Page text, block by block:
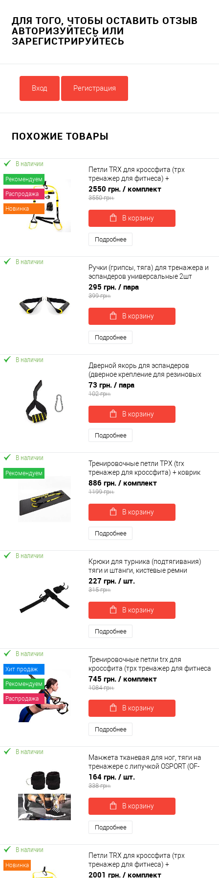
ДЛЯ ТОГО, ЧТОБЫ ОСТАВИТЬ ОТЗЫВ
АВТОРИЗУЙТЕСЬ ИЛИ
ЗАРЕГИСТРИРУЙТЕСЬ
Вход Регистрация
ПОХОЖИЕ ТОВАРЫ
Рекомендуем
Распродажа
Новинка
В наличии
Петли TRX для кроссфита (трх
тренажер для фитнеса) +
гравитационные ботинки для турника
OSPORT Set 52 (n-0082)
2550 грн. / комплект
3550 грн.
В корзину
Подробнее
В наличии
Ручки (грипсы, тяга) для тренажера и
эспандеров универсальные 2шт
OSPORT (OF-0307)
295 грн. / пара
399 грн.
В корзину
Подробнее
В наличии
Дверной якорь для эспандеров
(дверное крепление для резиновых
петель) OSPORT (OF-0293)
73 грн. / пара
102 грн.
В корзину
Подробнее
Рекомендуем
В наличии
Тренировочные петли ТРХ (trx
тренажер для кроссфита) + коврик
для йоги и фитнеса OSPORT Set 56 (n-
0086)
886 грн. / комплект
1199 грн.
В корзину
Подробнее
В наличии
Крюки для турника (подтягивания)
тяги и штанги, кистевые ремни
OSPORT 2 шт (MS 4803)
227 грн. / шт.
315 грн.
В корзину
Подробнее
Хит продаж
Рекомендуем
Распродажа
В наличии
Тренировочные петли trx для
кроссфита (трх тренажер для фитнеса
и турника) OSPORT Pro (FI-0037-1)
745 грн. / комплект
1084 грн.
В корзину
Подробнее
В наличии
Манжета тканевая для ног, тяги на
тренажере с липучкой OSPORT (OF-
0091)
164 грн. / шт.
338 грн.
В корзину
Подробнее
Новинка
В наличии
Петли TRX для кроссфита (трх
тренажер для фитнеса) +
гравитационные ботинки для турника
2001 грн. / комплект